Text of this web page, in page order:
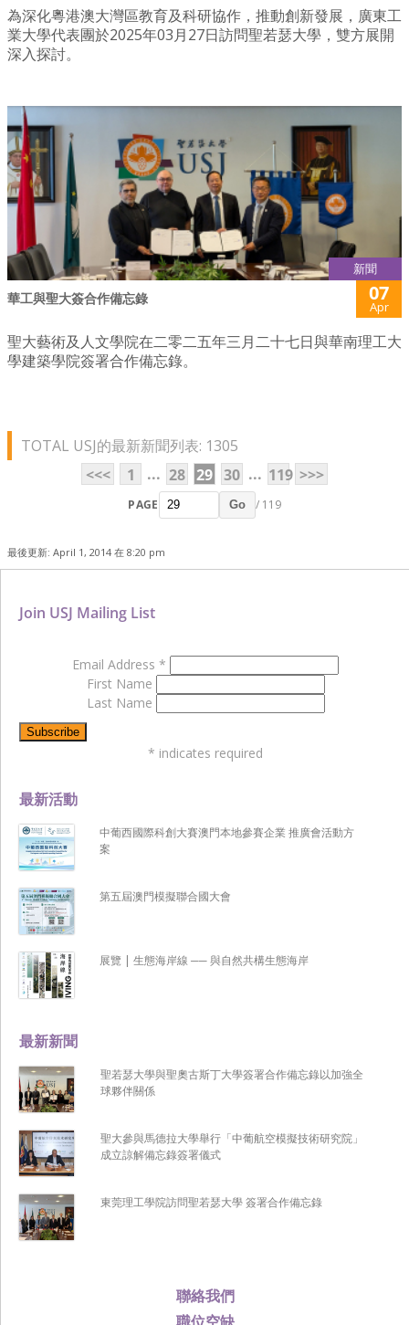
為深化粵港澳大灣區教育及科研協作，推動創新發展，廣東工
業大學代表團於2025年03月27日訪問聖若瑟大學，雙方展開
深入探討。
新聞
華工與聖大簽合作備忘錄 07
Apr
聖大藝術及人文學院在二零二五年三月二十七日與華南理工大
學建築學院簽署合作備忘錄。
TOTAL USJ的最新新聞列表: 1305
<<<
1 ... 28 29 30 ... 119 >>>
PAGE Go / 119
最後更新: April 1, 2014 在 8:20 pm
聯絡我們
最新新聞
聖若瑟大學與聖奧古斯丁大學簽署合作備忘錄以加強全
球夥伴關係
聖大參與馬德拉大學舉行「中葡航空模擬技術研究院」
成立諒解備忘錄簽署儀式
東莞理工學院訪問聖若瑟大學 簽署合作備忘錄
最新活動
中葡西國際科創大賽澳門本地參賽企業 推廣會活動方
案
第五屆澳門模擬聯合國大會
展覽 | 生態海岸線 ── 與自然共構生態海岸
Join USJ Mailing List
Email Address *
First Name
Last Name
* indicates required